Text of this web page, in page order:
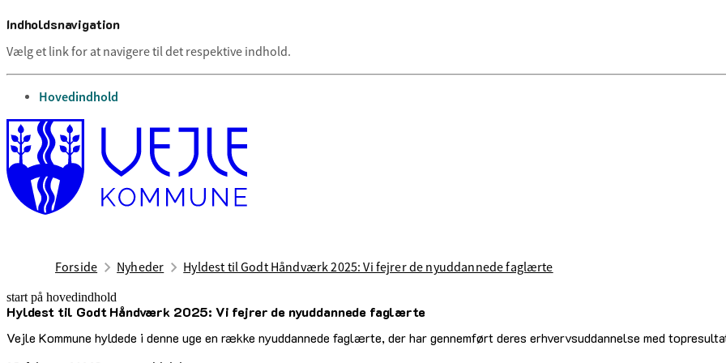
Indholdsnavigation
Vælg et link for at navigere til det respektive indhold.
gå til
Hovedindhold
Forside Nyheder Hyldest til Godt Håndværk 2025: Vi fejrer de nyuddannede faglærte
start på hovedindhold
Hyldest til Godt Håndværk 2025: Vi fejrer de nyuddannede faglærte
Vejle Kommune hyldede i denne uge en række nyuddannede faglærte, der har gennemført deres erhvervsuddannelse med
senest opdateret 25. februar 2026